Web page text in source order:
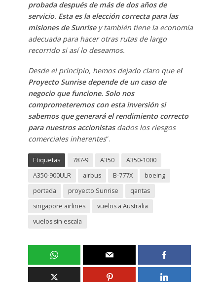
probada después de más de dos años de
servicio. Esta es la elección correcta para las
misiones de Sunrisey también tiene la economía
adecuada para hacer otras rutas de largo
recorrido si así lo deseamos.
Desde el principio, hemos dejado claro que el
Proyecto Sunrise depende de un caso de
negocio que funcione. Solo nos
comprometeremos con esta inversión si
sabemos que generará el rendimiento correcto
para nuestros accionistasdados los riesgos
comerciales inherentes”.
Etiquetas 787-9 A350
A350-1000
A350-900ULR
airbus B-777X
boeing
portada
proyecto Sunrise
qantas
singapore airlines
vuelos a Australia
vuelos sin escala